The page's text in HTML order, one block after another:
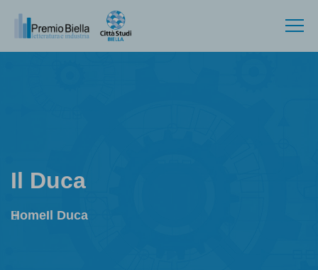
Il Duca
HomeIl Duca